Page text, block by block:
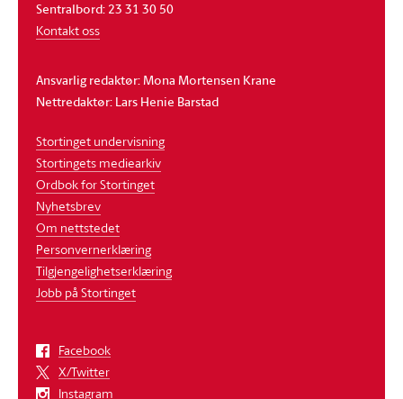
Sentralbord: 23 31 30 50
Kontakt oss
Ansvarlig redaktør: Mona Mortensen Krane
Nettredaktør: Lars Henie Barstad
Stortinget undervisning
Stortingets mediearkiv
Ordbok for Stortinget
Nyhetsbrev
Om nettstedet
Personvernerklæring
Tilgjengelighetserklæring
Jobb på Stortinget
Facebook
X/Twitter
Instagram